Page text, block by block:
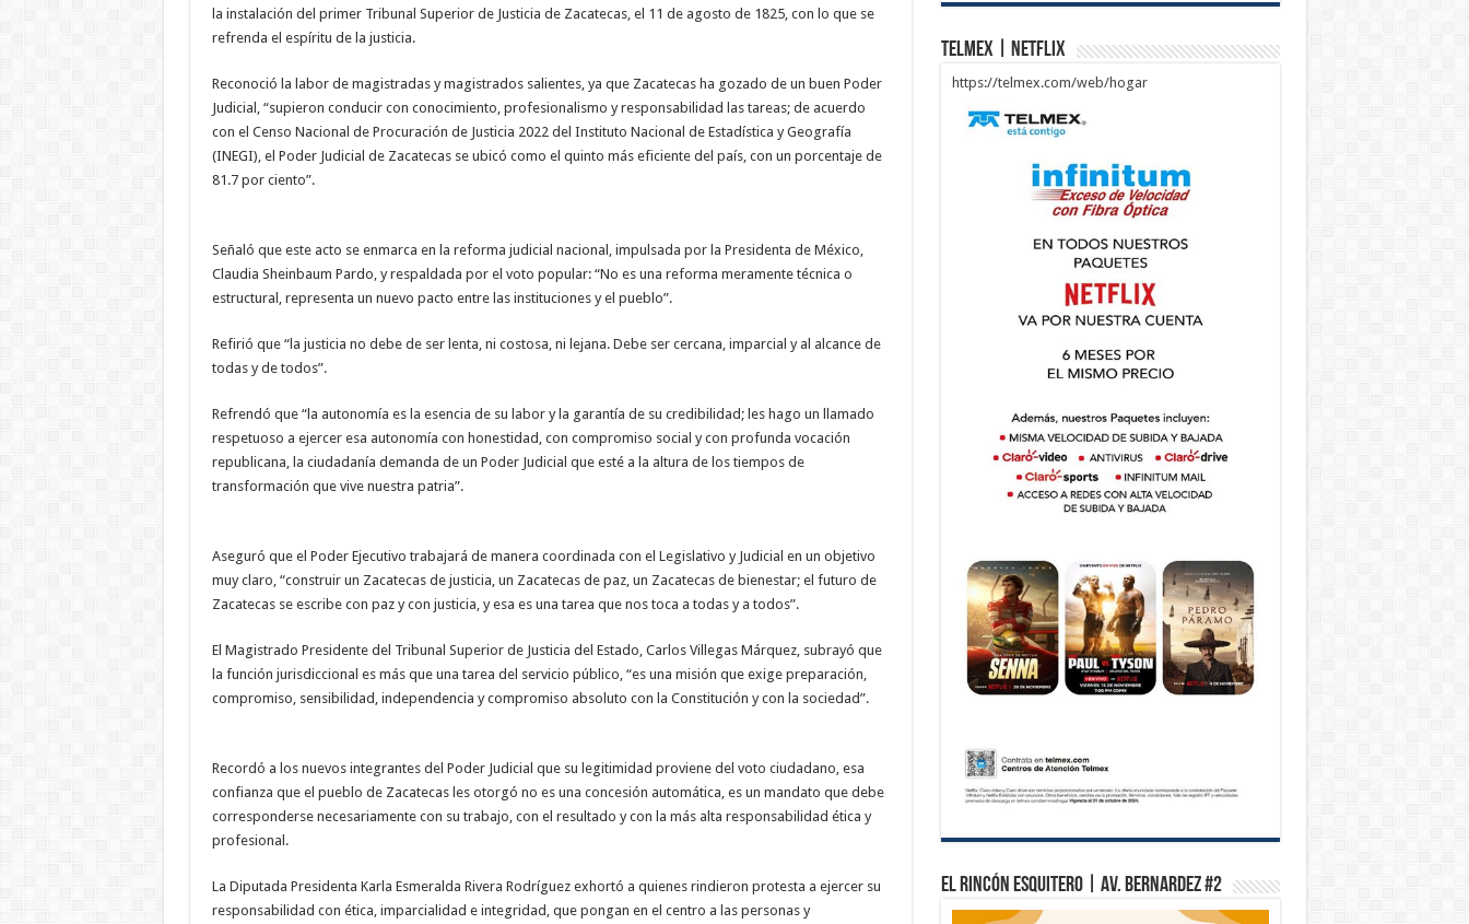
la instalación del primer Tribunal Superior de Justicia de Zacatecas, el 11 de agosto de 1825, con lo que se
refrenda el espíritu de la justicia.
Reconoció la labor de magistradas y magistrados salientes, ya que Zacatecas ha gozado de un buen Poder
Judicial, “supieron conducir con conocimiento, profesionalismo y responsabilidad las tareas; de acuerdo
con el Censo Nacional de Procuración de Justicia 2022 del Instituto Nacional de Estadística y Geografía
(INEGI), el Poder Judicial de Zacatecas se ubicó como el quinto más eficiente del país, con un porcentaje de
81.7 por ciento”.
Señaló que este acto se enmarca en la reforma judicial nacional, impulsada por la Presidenta de México,
Claudia Sheinbaum Pardo, y respaldada por el voto popular: “No es una reforma meramente técnica o
estructural, representa un nuevo pacto entre las instituciones y el pueblo”.
Refirió que “la justicia no debe de ser lenta, ni costosa, ni lejana. Debe ser cercana, imparcial y al alcance de
todas y de todos”.
Refrendó que “la autonomía es la esencia de su labor y la garantía de su credibilidad; les hago un llamado
respetuoso a ejercer esa autonomía con honestidad, con compromiso social y con profunda vocación
republicana, la ciudadanía demanda de un Poder Judicial que esté a la altura de los tiempos de
transformación que vive nuestra patria”.
Aseguró que el Poder Ejecutivo trabajará de manera coordinada con el Legislativo y Judicial en un objetivo
muy claro, “construir un Zacatecas de justicia, un Zacatecas de paz, un Zacatecas de bienestar; el futuro de
Zacatecas se escribe con paz y con justicia, y esa es una tarea que nos toca a todas y a todos”.
El Magistrado Presidente del Tribunal Superior de Justicia del Estado, Carlos Villegas Márquez, subrayó que
la función jurisdiccional es más que una tarea del servicio público, “es una misión que exige preparación,
compromiso, sensibilidad, independencia y compromiso absoluto con la Constitución y con la sociedad”.
Recordó a los nuevos integrantes del Poder Judicial que su legitimidad proviene del voto ciudadano, esa
confianza que el pueblo de Zacatecas les otorgó no es una concesión automática, es un mandato que debe
corresponderse necesariamente con su trabajo, con el resultado y con la más alta responsabilidad ética y
profesional.
La Diputada Presidenta Karla Esmeralda Rivera Rodríguez exhortó a quienes rindieron protesta a ejercer su
responsabilidad con ética, imparcialidad e integridad, que pongan en el centro a las personas y
Telmex | Netflix
https://telmex.com/web/hogar
El Rincón Esquitero | Av. Bernardez #2